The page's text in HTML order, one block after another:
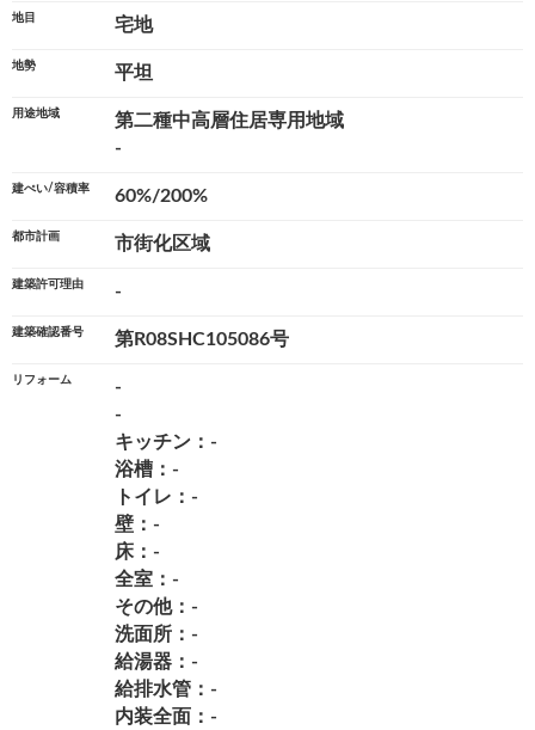
地目 宅地
地勢 平坦
用途地域
第二種中高層住居専用地域
-
建ぺい/容積率 60%/200%
都市計画 市街化区域
建築許可理由 -
建築確認番号 第R08SHC105086号
リフォーム
-
-
キッチン：-
浴槽：-
トイレ：-
壁：-
床：-
全室：-
その他：-
洗面所：-
給湯器：-
給排水管：-
内装全面：-